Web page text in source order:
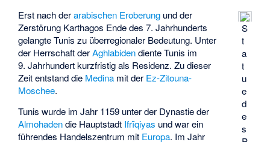
S
t
a
t
u
e
d
e
s
Erst nach derarabischen Eroberung und der
Zerstörung Karthagos Ende des 7. Jahrhunderts
gelangte Tunis zu überregionaler Bedeutung. Unter
der Herrschaft derAghlabidendiente Tunis im
9. Jahrhundert kurzfristig als Residenz. Zu dieser
Zeit entstand die Medina mit der Ez-Zitouna-
Moschee.
Tunis wurde im Jahr 1159 unter der Dynastie der
Almohadendie Hauptstadt Ifrīqiyas und war ein
führendes Handelszentrum mit Europa. Im Jahr